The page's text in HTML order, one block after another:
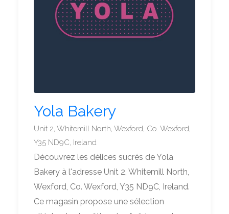
Yola Bakery
Unit 2, Whitemill North, Wexford, Co. Wexford,
Y35 ND9C, Ireland
Découvrez les délices sucrés de Yola
Bakery à l'adresse Unit 2, Whitemill North,
Wexford, Co. Wexford, Y35 ND9C, Ireland.
Ce magasin propose une sélection